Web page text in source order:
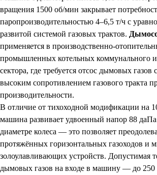
вращения 1500 об/мин закрывает
паропроизводительностью 4–6,5 т/ч с
развитой системой газовых трактов.
применяется в производственно-
промышленных котельных коммунального
сектора, где требуется отсос дымовых газов
высоким сопротивлением газового тракта
производительности.
В отличие от тихоходной модификации на
машина развивает удвоенный напор 88
диаметре колеса — это позволяет
протяжённых горизонтальных газоходов и
золоулавливающих устройств. Допустимая
дымовых газов на входе в машину — до 250